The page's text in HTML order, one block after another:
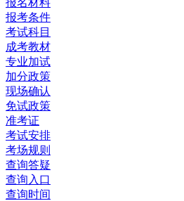
报考条件
考试科目
成考教材
专业加试
加分政策
现场确认
免试政策
准考证
考试安排
考场规则
查询答疑
查询入口
查询时间